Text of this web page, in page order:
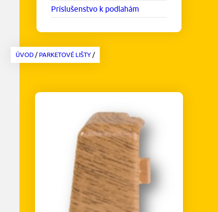
Príslušenstvo k podlahám
ÚVOD/PARKETOVÉ LIŠTY/